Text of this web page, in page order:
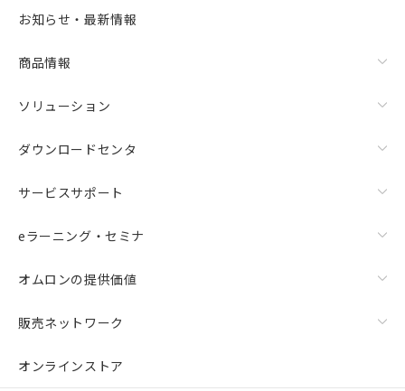
お知らせ・最新情報
商品情報
ソリューション
ダウンロードセンタ
サービスサポート
eラーニング・セミナ
オムロンの提供価値
販売ネットワーク
オンラインストア